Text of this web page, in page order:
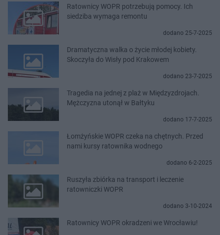
Ratownicy WOPR potrzebują pomocy. Ich
siedziba wymaga remontu
dodano 25-7-2025
Dramatyczna walka o życie młodej kobiety.
Skoczyła do Wisły pod Krakowem
dodano 23-7-2025
Tragedia na jednej z plaż w Międzyzdrojach.
Mężczyzna utonął w Bałtyku
dodano 17-7-2025
Łomżyńskie WOPR czeka na chętnych. Przed
nami kursy ratownika wodnego
dodano 6-2-2025
Ruszyła zbiórka na transport i leczenie
ratowniczki WOPR
dodano 3-10-2024
Ratownicy WOPR okradzeni we Wrocławiu!